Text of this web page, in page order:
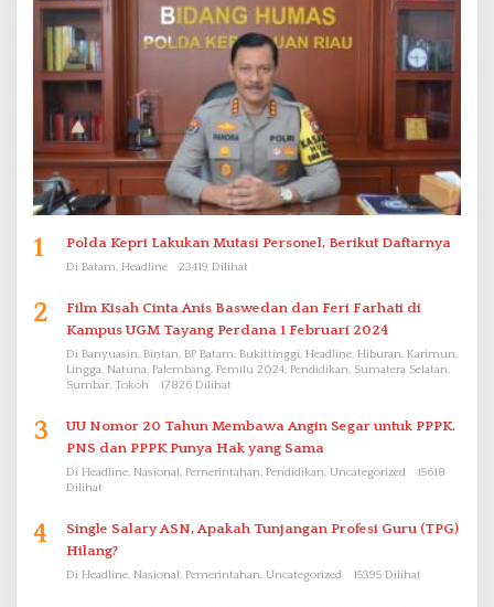
1 Polda Kepri Lakukan Mutasi Personel, Berikut Daftarnya
Di Batam, Headline 23419 Dilihat
2
Film Kisah Cinta Anis Baswedan dan Feri Farhati di
Kampus UGM Tayang Perdana 1 Februari 2024
Di Banyuasin, Bintan, BP Batam, Bukittinggi, Headline, Hiburan, Karimun,
Lingga, Natuna, Palembang, Pemilu 2024, Pendidikan, Sumatera Selatan,
Sumbar, Tokoh
17826 Dilihat
3
UU Nomor 20 Tahun Membawa Angin Segar untuk PPPK.
PNS dan PPPK Punya Hak yang Sama
Di Headline, Nasional, Pemerintahan, Pendidikan, Uncategorized
15618
Dilihat
4
Single Salary ASN, Apakah Tunjangan Profesi Guru (TPG)
Hilang?
Di Headline, Nasional, Pemerintahan, Uncategorized 15395 Dilihat